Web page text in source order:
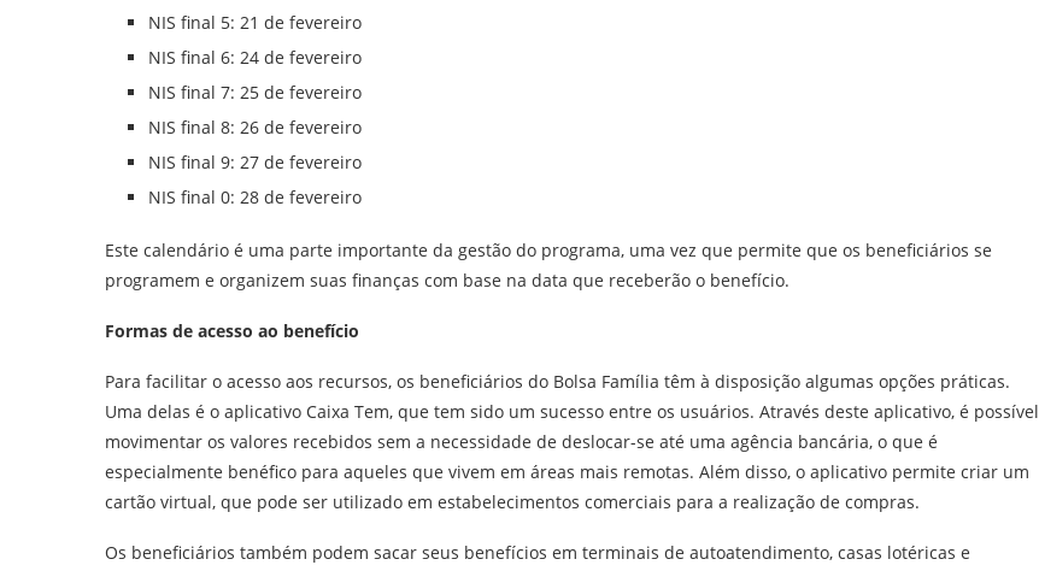
NIS final 5: 21 de fevereiro
NIS final 6: 24 de fevereiro
NIS final 7: 25 de fevereiro
NIS final 8: 26 de fevereiro
NIS final 9: 27 de fevereiro
NIS final 0: 28 de fevereiro
Este calendário é uma parte importante da gestão do programa, uma vez que permite que os beneficiários se
programem e organizem suas finanças com base na data que receberão o benefício.
Formas de acesso ao benefício
Para facilitar o acesso aos recursos, os beneficiários do Bolsa Família têm à disposição algumas opções práticas.
Uma delas é o aplicativo Caixa Tem, que tem sido um sucesso entre os usuários. Através deste aplicativo, é possível
movimentar os valores recebidos sem a necessidade de deslocar-se até uma agência bancária, o que é
especialmente benéfico para aqueles que vivem em áreas mais remotas. Além disso, o aplicativo permite criar um
cartão virtual, que pode ser utilizado em estabelecimentos comerciais para a realização de compras.
Os beneficiários também podem sacar seus benefícios em terminais de autoatendimento, casas lotéricas e